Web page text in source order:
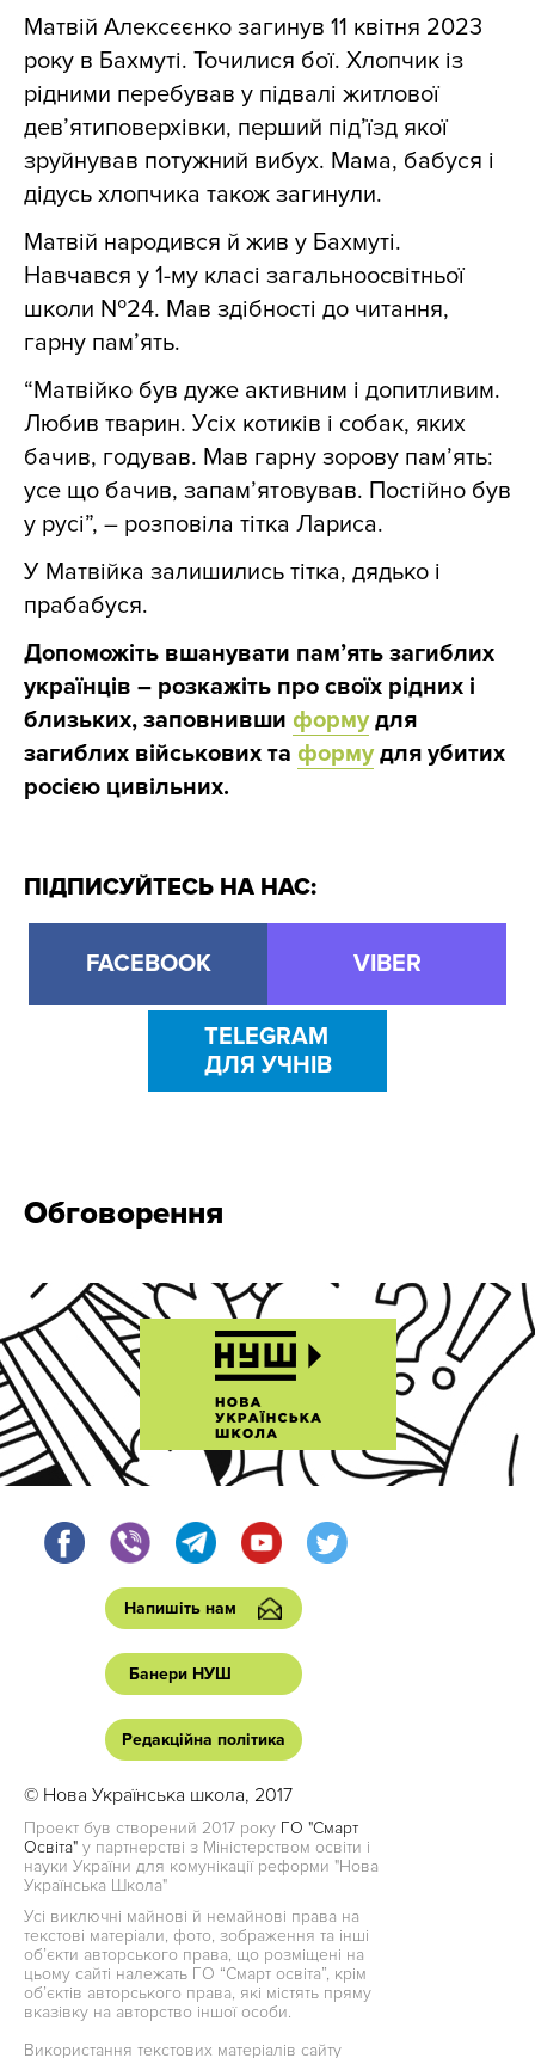
Матвій Алексєєнко загинув 11 квітня 2023
року в Бахмуті. Точилися бої. Хлопчик із
рідними перебував у підвалі житлової
дев’ятиповерхівки, перший під’їзд якої
зруйнував потужний вибух. Мама, бабуся і
дідусь хлопчика також загинули.
Матвій народився й жив у Бахмуті.
Навчався у 1-му класі загальноосвітньої
школи №24. Мав здібності до читання,
гарну пам’ять.
“Матвійко був дуже активним і допитливим.
Любив тварин. Усіх котиків і собак, яких
бачив, годував. Мав гарну зорову памʼять:
усе що бачив, запам’ятовував. Постійно був
у русі”, – розповіла тітка Лариса.
У Матвійка залишились тітка, дядько і
прабабуся.
Допоможіть вшанувати пам’ять загиблих
українців – розкажіть про своїх рідних і
близьких, заповнивши формудля
загиблих військових та формудля убитих
росією цивільних.
ПІДПИСУЙТЕСЬ НА НАС:
FACEBOOK VIBER
TELEGRAM
ДЛЯ УЧНІВ
Обговорення
Напишіть нам
Банери НУШ
Редакційна політика
© Нова Українська школа, 2017
Проект був створений 2017 року ГО "Смарт
Освіта" у партнерстві з Міністерством освіти і
науки України для комунікації реформи "Нова
Українська Школа"
Усі виключні майнові й немайнові права на
текстові матеріали, фото, зображення та інші
об’єкти авторського права, що розміщені на
цьому сайті належать ГО “Смарт освіта”, крім
об’єктів авторського права, які містять пряму
вказівку на авторство іншої особи.
Використання текстових матеріалів сайту